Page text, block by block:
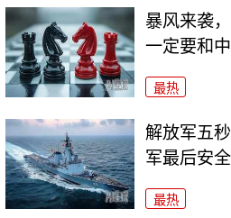
暴风来袭
一定要和
最热
解放军五
军最后安
最热